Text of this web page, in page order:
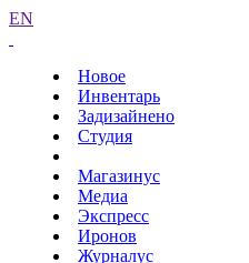
EN
Новое
Инвентарь
Задизайнено
Студия
Магазинус
Медиа
Экспресс
Иронов
Журналус